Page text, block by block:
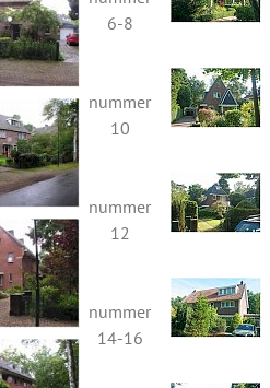
6-8
nummer
10
nummer
12
nummer
14-16